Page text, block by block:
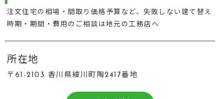
注文住宅の相場・間取り価格予算など、失敗しない建て替え
時期・期間・費用のご相談は地元の工務店へ
所在地
〒61-2103 香川県綾川町陶2417番地